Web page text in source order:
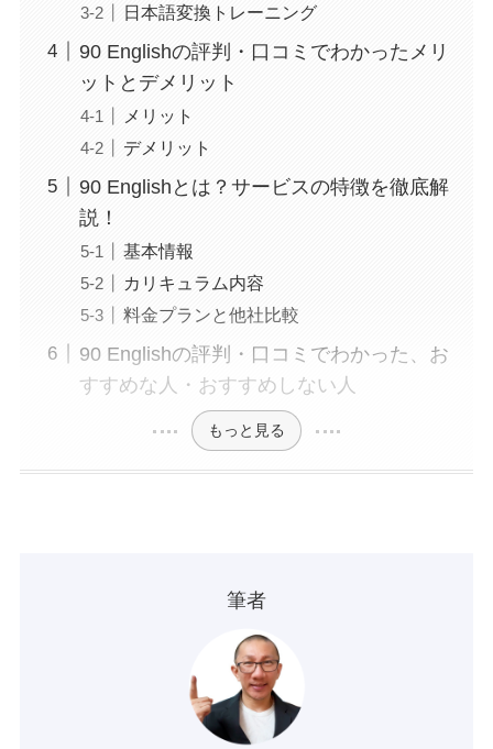
日本語変換トレーニング
90 Englishの評判・口コミでわかったメリ
ットとデメリット
メリット
デメリット
90 Englishとは？サービスの特徴を徹底解
説！
基本情報
カリキュラム内容
料金プランと他社比較
90 Englishの評判・口コミでわかった、お
すすめな人・おすすめしない人
もっと見る
筆者